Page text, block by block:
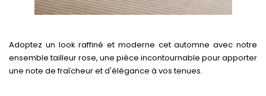
Adoptez un look raffiné et moderne cet automne avec notre
ensemble tailleur rose, une pièce incontournable pour apporter
une note de fraîcheur et d'élégance à vos tenues.